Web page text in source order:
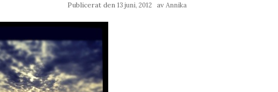
Publicerat den 13 juni, 2012 av Annika